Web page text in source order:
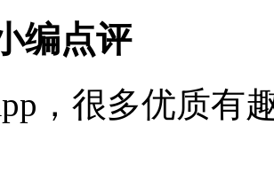
编点评
，很多优质有